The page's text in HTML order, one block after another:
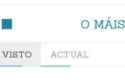
O MÁIS
VISTO ACTUAL